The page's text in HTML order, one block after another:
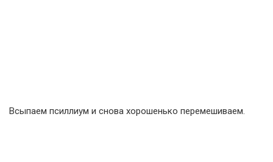
Всыпаем псиллиум и снова хорошенько перемешиваем.